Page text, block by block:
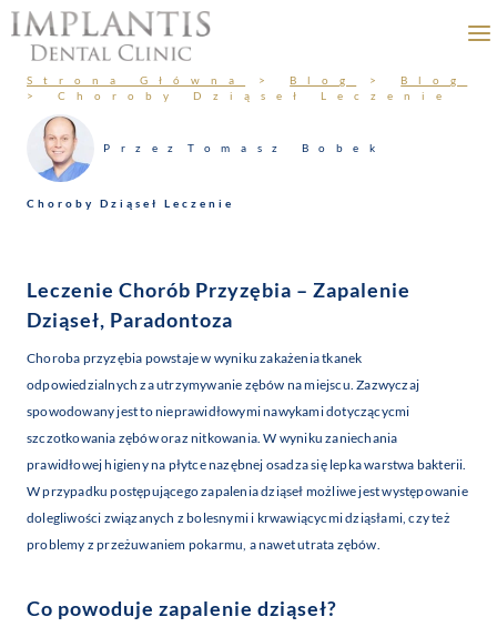
Przejdź
do
treści
Strona Główna > Blog > Blog
>Choroby Dziąseł Leczenie
Przez Tomasz Bobek
Choroby Dziąseł Leczenie
Leczenie Chorób Przyzębia – Zapalenie
Dziąseł, Paradontoza
Choroba przyzębia powstaje w wyniku zakażenia tkanek
odpowiedzialnych za utrzymywanie zębów na miejscu. Zazwyczaj
spowodowany jest to nieprawidłowymi nawykami dotyczącycmi
szczotkowania zębów oraz nitkowania. W wyniku zaniechania
prawidłowej higieny na płytce nazębnej osadza się lepka warstwa bakterii.
W przypadku postępującego zapalenia dziąseł możliwe jest występowanie
dolegliwości związanych z bolesnymi i krwawiącycmi dziąsłami, czy też
problemy z przeżuwaniem pokarmu, a nawet utrata zębów.
Co powoduje zapalenie dziąseł?